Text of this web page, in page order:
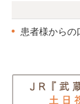
患者様からの